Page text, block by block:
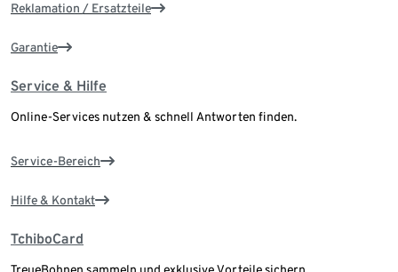
Reklamation / Ersatzteile
Garantie
Service & Hilfe
Online-Services nutzen & schnell Antworten finden.
Service-Bereich
Hilfe & Kontakt
TchiboCard